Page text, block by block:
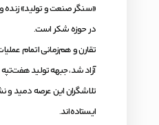
«سنگر صنعت و تولید» زنده
در حوزه شکر است.
تقارن و هم‌زمانی اتمام
آزاد شد، جبهه تولید
تلاشگران این عرصه دمید و
ایستاده‌اند.